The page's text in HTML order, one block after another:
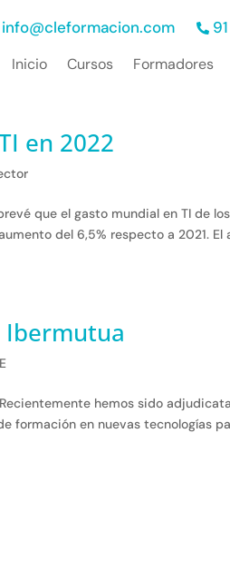
info@cleformacion.com
Inicio Cursos Formadores
en 2022
que el gasto mundial en TI de
del 6,5% respecto a 2021.
hemos sido
formación en nuevas tecnologías